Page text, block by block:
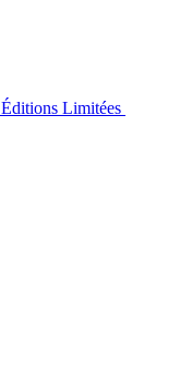
Éditions Limitées